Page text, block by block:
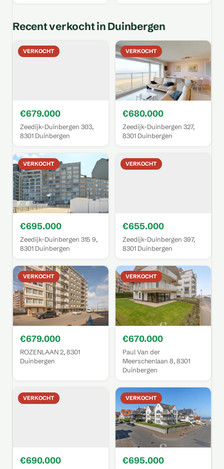
Recent verkocht in Duinbergen
VERKOCHT
€679.000
Zeedijk-Duinbergen 303,
8301 Duinbergen
VERKOCHT
€680.000
Zeedijk-Duinbergen 327,
8301 Duinbergen
VERKOCHT
€695.000
Zeedijk-Duinbergen 315 9,
8301 Duinbergen
VERKOCHT
€655.000
Zeedijk-Duinbergen 397,
8301 Duinbergen
VERKOCHT
€679.000
ROZENLAAN 2, 8301
Duinbergen
VERKOCHT
€670.000
Paul Van der
Meerschenlaan 8, 8301
Duinbergen
VERKOCHT
€690.000
VERKOCHT
€695.000